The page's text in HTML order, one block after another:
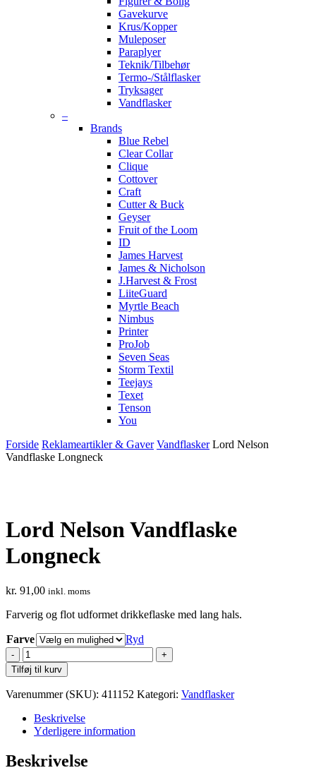
Gavekurve
Krus/Kopper
Muleposer
Paraplyer
Teknik/Tilbehør
Termo-/Stålflasker
Tryksager
Vandflasker
–
Brands
Blue Rebel
Clear Collar
Clique
Cottover
Craft
Cutter & Buck
Geyser
Fruit of the Loom
ID
James Harvest
James & Nicholson
J.Harvest & Frost
LiiteGuard
Myrtle Beach
Nimbus
Printer
ProJob
Seven Seas
Storm Textil
Teejays
Texet
Tenson
You
Forside Reklameartikler & Gaver Vandflasker Lord Nelson
Vandflaske Longneck
Lord Nelson Vandflaske
Longneck
kr. 91,00 inkl. moms
Farverig og flot udformet drikkeflaske med lang hals.
Farve
Ryd
Lord
Nelson
Vandflaske
Longneck
Tilføj til kurv
Varenummer (SKU): 411152 Kategori: Vandflasker
Beskrivelse
Yderligere information
Beskrivelse